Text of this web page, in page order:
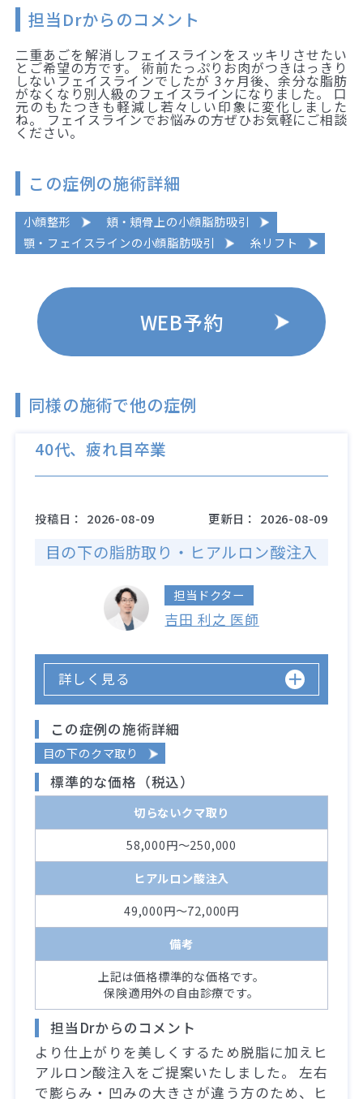
担当Drからのコメント
二重あごを解消しフェイスラインをスッキリさせたい
とご希望の方です。 術前たっぷりお肉がつきはっきり
しないフェイスラインでしたが 3ヶ月後、余分な脂肪
がなくなり別人級のフェイスラインになりました。 口
元のもたつきも軽減し若々しい印象に変化しました
ね。 フェイスラインでお悩みの方ぜひお気軽にご相談
ください。
この症例の施術詳細
小顔整形
頬・頬骨上の小顔脂肪吸引
顎・フェイスラインの小顔脂肪吸引
糸リフト
WEB予約
同様の施術で他の症例
40代、疲れ目卒業
投稿日： 2026-08-09 更新日： 2026-08-09
目の下の脂肪取り・ヒアルロン酸注入
担当ドクター
吉田 利之 医師
詳しく見る
この症例の施術詳細
目の下のクマ取り
標準的な価格（税込）
切らないクマ取り
58,000円～250,000
ヒアルロン酸注入
49,000円～72,000円
備考
上記は価格標準的な価格です。
保険適用外の自由診療です。
担当Drからのコメント
より仕上がりを美しくするため脱脂に加えヒ
アルロン酸注入をご提案いたしました。 左右
で膨らみ・凹みの大きさが違う方のため、ヒ